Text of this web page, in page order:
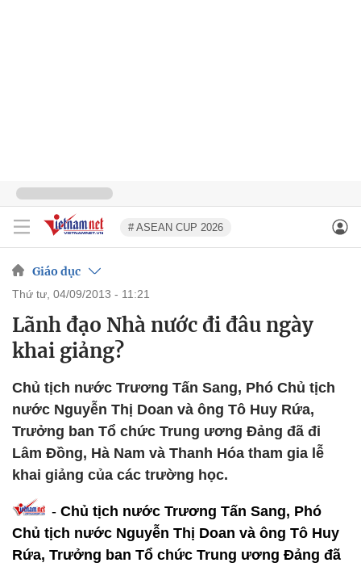
# ASEAN CUP 2026
Giáo dục
thứ tư, 04/09/2013 - 11:21
Lãnh đạo Nhà nước đi đâu ngày
khai giảng?
Chủ tịch nước Trương Tấn Sang, Phó Chủ tịch
nước Nguyễn Thị Doan và ông Tô Huy Rứa,
Trưởng ban Tổ chức Trung ương Đảng đã đi
Lâm Đồng, Hà Nam và Thanh Hóa tham gia lễ
khai giảng của các trường học.
- Chủ tịch nước Trương Tấn Sang, Phó
Chủ tịch nước Nguyễn Thị Doan và ông Tô Huy
Rứa, Trưởng ban Tổ chức Trung ương Đảng đã